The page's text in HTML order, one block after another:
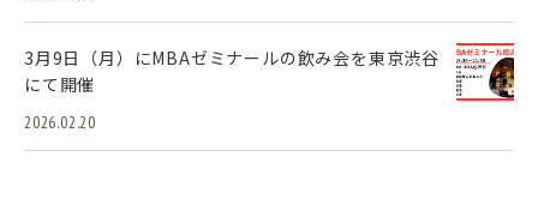
3月9日（月）にMBAゼミナールの飲み会を東京渋谷
にて開催
2026.02.20